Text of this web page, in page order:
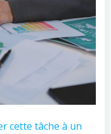
cette tâche à un